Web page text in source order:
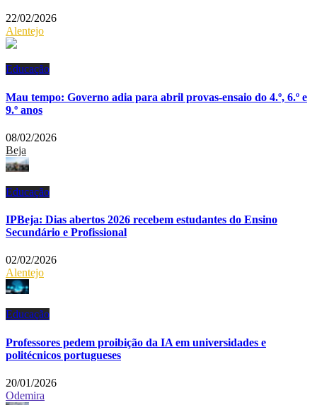
22/02/2026
Alentejo
Educação
Mau tempo: Governo adia para abril provas-ensaio do 4.º, 6.º e
9.º anos
08/02/2026
Beja
Educação
IPBeja: Dias abertos 2026 recebem estudantes do Ensino
Secundário e Profissional
02/02/2026
Alentejo
Educação
Professores pedem proibição da IA em universidades e
politécnicos portugueses
20/01/2026
Odemira